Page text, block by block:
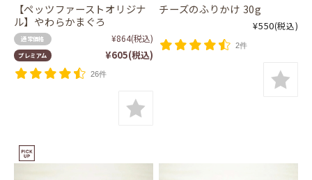
【ペッツファーストオリジナ
ル】やわらかまぐろ
通常価格 ¥864(税込)
プレミアム ¥605(税込)
26件
チーズのふりかけ 30g
¥550(税込)
2件